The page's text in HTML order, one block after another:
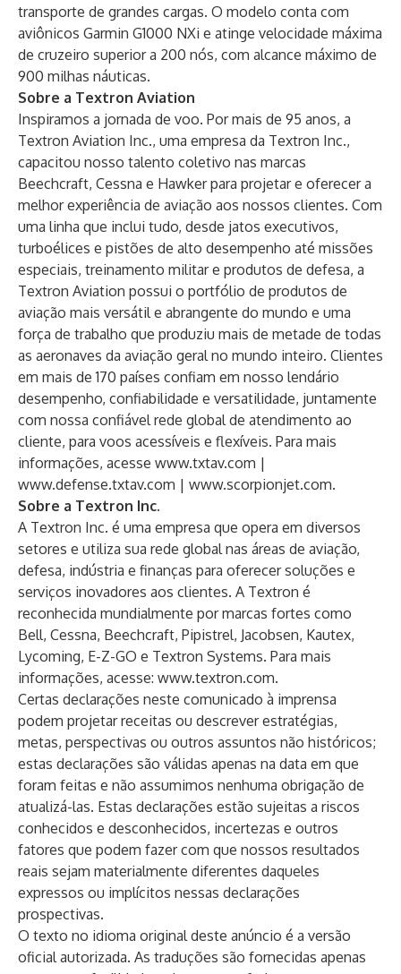
transporte de grandes cargas. O modelo conta com
aviônicos Garmin G1000 NXi e atinge velocidade máxima
de cruzeiro superior a 200 nós, com alcance máximo de
900 milhas náuticas.
Sobre a Textron Aviation
Inspiramos a jornada de voo. Por mais de 95 anos, a
Textron Aviation Inc., uma empresa da Textron Inc.,
capacitou nosso talento coletivo nas marcas
Beechcraft, Cessna e Hawker para projetar e oferecer a
melhor experiência de aviação aos nossos clientes. Com
uma linha que inclui tudo, desde jatos executivos,
turboélices e pistões de alto desempenho até missões
especiais, treinamento militar e produtos de defesa, a
Textron Aviation possui o portfólio de produtos de
aviação mais versátil e abrangente do mundo e uma
força de trabalho que produziu mais de metade de todas
as aeronaves da aviação geral no mundo inteiro. Clientes
em mais de 170 países confiam em nosso lendário
desempenho, confiabilidade e versatilidade, juntamente
com nossa confiável rede global de atendimento ao
cliente, para voos acessíveis e flexíveis. Para mais
informações, acesse www.txtav.com |
www.defense.txtav.com | www.scorpionjet.com.
Sobre a Textron Inc.
A Textron Inc. é uma empresa que opera em diversos
setores e utiliza sua rede global nas áreas de aviação,
defesa, indústria e finanças para oferecer soluções e
serviços inovadores aos clientes. A Textron é
reconhecida mundialmente por marcas fortes como
Bell, Cessna, Beechcraft, Pipistrel, Jacobsen, Kautex,
Lycoming, E-Z-GO e Textron Systems. Para mais
informações, acesse: www.textron.com.
Certas declarações neste comunicado à imprensa
podem projetar receitas ou descrever estratégias,
metas, perspectivas ou outros assuntos não históricos;
estas declarações são válidas apenas na data em que
foram feitas e não assumimos nenhuma obrigação de
atualizá-las. Estas declarações estão sujeitas a riscos
conhecidos e desconhecidos, incertezas e outros
fatores que podem fazer com que nossos resultados
reais sejam materialmente diferentes daqueles
expressos ou implícitos nessas declarações
prospectivas.
O texto no idioma original deste anúncio é a versão
oficial autorizada. As traduções são fornecidas apenas